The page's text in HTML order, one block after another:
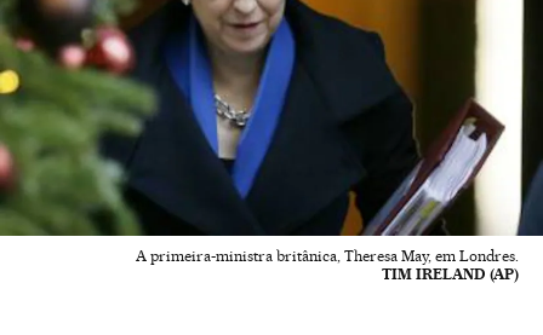
A primeira-ministra britânica, Theresa May, em Londres.
TIM IRELAND (AP)